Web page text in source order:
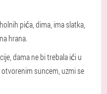
pića, dima, ima slatka,
hrana.
dama ne bi trebala ići u
suncem, uzmi se